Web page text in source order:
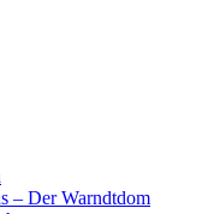
– Der Warndtdom